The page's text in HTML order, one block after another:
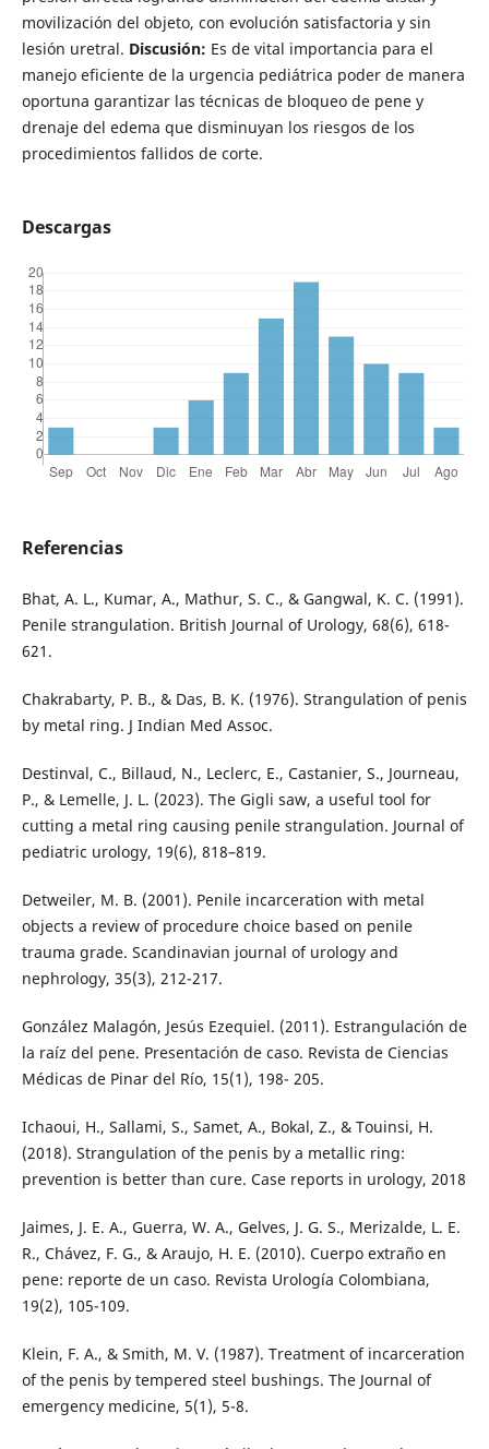
movilización del objeto, con evolución satisfactoria y sin
lesión uretral. Discusión: Es de vital importancia para el
manejo eficiente de la urgencia pediátrica poder de manera
oportuna garantizar las técnicas de bloqueo de pene y
drenaje del edema que disminuyan los riesgos de los
procedimientos fallidos de corte.
Descargas
Referencias
Bhat, A. L., Kumar, A., Mathur, S. C., & Gangwal, K. C. (1991).
Penile strangulation. British Journal of Urology, 68(6), 618-
621.
Chakrabarty, P. B., & Das, B. K. (1976). Strangulation of penis
by metal ring. J Indian Med Assoc.
Destinval, C., Billaud, N., Leclerc, E., Castanier, S., Journeau,
P., & Lemelle, J. L. (2023). The Gigli saw, a useful tool for
cutting a metal ring causing penile strangulation. Journal of
pediatric urology, 19(6), 818–819.
Detweiler, M. B. (2001). Penile incarceration with metal
objects a review of procedure choice based on penile
trauma grade. Scandinavian journal of urology and
nephrology, 35(3), 212-217.
González Malagón, Jesús Ezequiel. (2011). Estrangulación de
la raíz del pene. Presentación de caso. Revista de Ciencias
Médicas de Pinar del Río, 15(1), 198- 205.
Ichaoui, H., Sallami, S., Samet, A., Bokal, Z., & Touinsi, H.
(2018). Strangulation of the penis by a metallic ring:
prevention is better than cure. Case reports in urology, 2018
Jaimes, J. E. A., Guerra, W. A., Gelves, J. G. S., Merizalde, L. E.
R., Chávez, F. G., & Araujo, H. E. (2010). Cuerpo extraño en
pene: reporte de un caso. Revista Urología Colombiana,
19(2), 105-109.
Klein, F. A., & Smith, M. V. (1987). Treatment of incarceration
of the penis by tempered steel bushings. The Journal of
emergency medicine, 5(1), 5-8.